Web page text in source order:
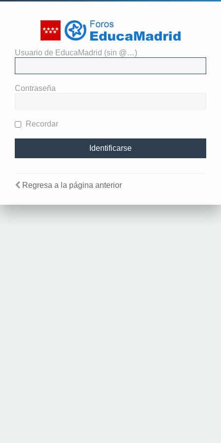
Usuario de EducaMadrid (sin @…)
Contraseña
Recordar
Regresa a la página anterior